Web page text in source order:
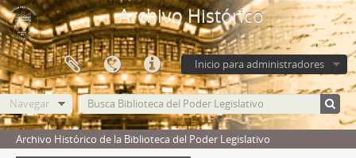
Archivo Histórico
Inicio para administradores
Navegar
Archivo Histórico de la Biblioteca del Poder Legislativo